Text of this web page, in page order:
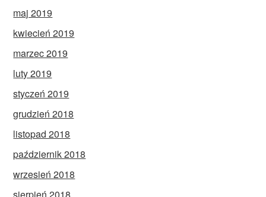
maj 2019
kwiecień 2019
marzec 2019
luty 2019
styczeń 2019
grudzień 2018
listopad 2018
październik 2018
wrzesień 2018
sierpień 2018